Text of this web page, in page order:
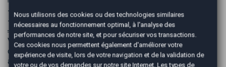
- TRES BON ETAT
- PREMIERE MAIN
═══════════════════════════════
Véhicule sous garantie EUROPEENNE, Possibilité
d’extension de garantie jusqu’à 48 mois voir conditions en
agence.
Nous utilisons des cookies ou des technologies similaires
nécessaires au fonctionnement optimal, à l'analyse des
performances de notre site, et pour sécuriser vos transactions.
Ces cookies nous permettent également d'améliorer votre
expérience de visite, lors de votre navigation et de la validation de
votre ou de vos demandes sur notre site Internet. Les types de